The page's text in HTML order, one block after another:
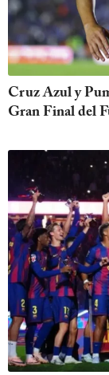
Cruz Azul y
Gran Final del